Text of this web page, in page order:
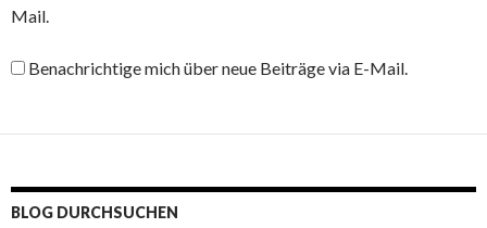
Mail.
Benachrichtige mich über neue Beiträge via E-Mail.
BLOG DURCHSUCHEN